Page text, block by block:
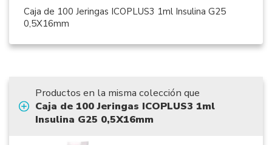
Caja de 100 Jeringas ICOPLUS3 1ml Insulina G25
0,5X16mm
Productos en la misma colección que
Caja de 100 Jeringas ICOPLUS3 1ml
Insulina G25 0,5X16mm